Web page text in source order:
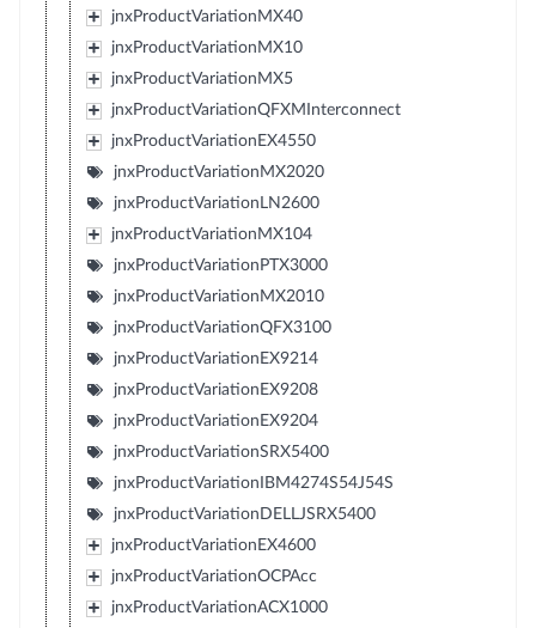
jnxProductVariationMX40
jnxProductVariationMX10
jnxProductVariationMX5
jnxProductVariationQFXMInterconnect
jnxProductVariationEX4550
jnxProductVariationMX2020
jnxProductVariationLN2600
jnxProductVariationMX104
jnxProductVariationPTX3000
jnxProductVariationMX2010
jnxProductVariationQFX3100
jnxProductVariationEX9214
jnxProductVariationEX9208
jnxProductVariationEX9204
jnxProductVariationSRX5400
jnxProductVariationIBM4274S54J54S
jnxProductVariationDELLJSRX5400
jnxProductVariationEX4600
jnxProductVariationOCPAcc
jnxProductVariationACX1000